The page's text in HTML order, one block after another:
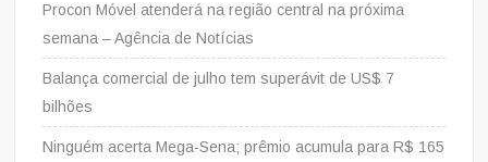
Procon Móvel atenderá na região central na próxima
semana – Agência de Notícias
Balança comercial de julho tem superávit de US$ 7
bilhões
Ninguém acerta Mega-Sena; prêmio acumula para R$ 165